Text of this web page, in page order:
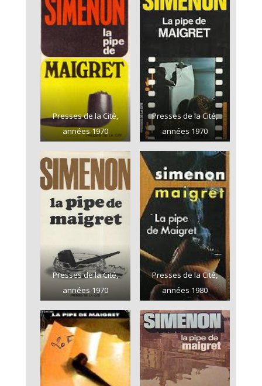
Presses de la Cité,
années 1970
Presses de la Cité,
années 1970
Presses de la Cité,
années 1970
Presses de la Cité,
années 1980